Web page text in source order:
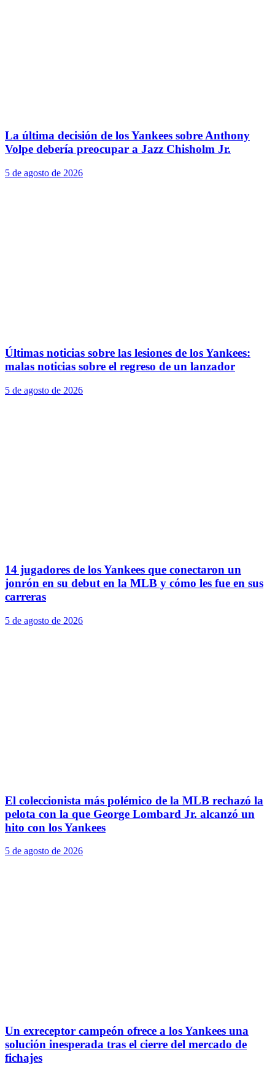
La última decisión de los Yankees sobre Anthony
Volpe debería preocupar a Jazz Chisholm Jr.
5 de agosto de 2026
Últimas noticias sobre las lesiones de los Yankees:
malas noticias sobre el regreso de un lanzador
5 de agosto de 2026
14 jugadores de los Yankees que conectaron un
jonrón en su debut en la MLB y cómo les fue en sus
carreras
5 de agosto de 2026
El coleccionista más polémico de la MLB rechazó la
pelota con la que George Lombard Jr. alcanzó un
hito con los Yankees
5 de agosto de 2026
Un exreceptor campeón ofrece a los Yankees una
solución inesperada tras el cierre del mercado de
fichajes